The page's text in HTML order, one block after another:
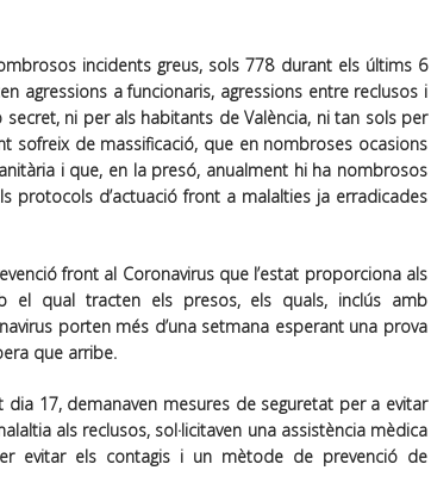
incidents greus, sols 778 durant els últims 6
agressions a funcionaris, agressions entre reclusos i
ni per als habitants de València, ni tan sols per
sofreix de massificació, que en nombroses ocasions
i que, en la presó, anualment hi ha nombrosos
protocols d’actuació front a malalties ja erradicades
front al Coronavirus que l’estat proporciona als
el qual tracten els presos, els quals, inclús amb
porten més d’una setmana esperant una prova
que arribe.
17, demanaven mesures de seguretat per a evitar
als reclusos, sol·licitaven una assistència mèdica
evitar els contagis i un mètode de prevenció de